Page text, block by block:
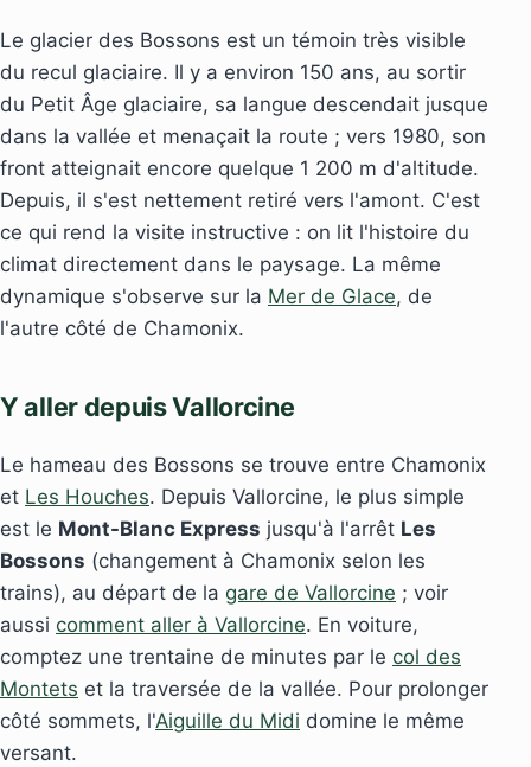
Le glacier des Bossons est un témoin très visible
du recul glaciaire. Il y a environ 150 ans, au sortir
du Petit Âge glaciaire, sa langue descendait jusque
dans la vallée et menaçait la route ; vers 1980, son
front atteignait encore quelque 1 200 m d'altitude.
Depuis, il s'est nettement retiré vers l'amont. C'est
ce qui rend la visite instructive : on lit l'histoire du
climat directement dans le paysage. La même
dynamique s'observe sur la Mer de Glace, de
l'autre côté de Chamonix.
Y aller depuis Vallorcine
Le hameau des Bossons se trouve entre Chamonix
et Les Houches. Depuis Vallorcine, le plus simple
est le Mont-Blanc Express jusqu'à l'arrêt Les
Bossons (changement à Chamonix selon les
trains), au départ de la gare de Vallorcine ; voir
aussi comment aller à Vallorcine. En voiture,
comptez une trentaine de minutes par le col des
Montets et la traversée de la vallée. Pour prolonger
côté sommets, l'Aiguille du Midi domine le même
versant.